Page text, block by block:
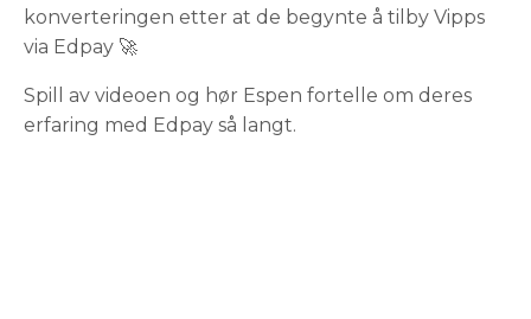
konverteringen etter at de begynte å tilby Vipps
via Edpay 🚀
Spill av videoen og hør Espen fortelle om deres
erfaring med Edpay så langt.